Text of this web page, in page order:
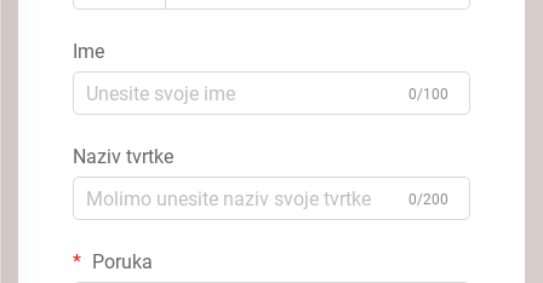
Ime
0/100
Naziv tvrtke
0/200
Poruka